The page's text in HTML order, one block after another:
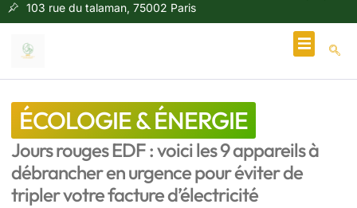
103 rue du talaman, 75002 Paris
ÉCOLOGIE & ÉNERGIE
Jours rouges EDF : voici les 9 appareils à
débrancher en urgence pour éviter de
tripler votre facture d’électricité